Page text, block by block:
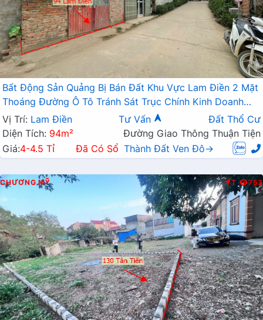
Bất Động Sản Quảng Bị Bán Đất Khu Vực Lam Điền 2 Mặt
Thoáng Đường Ô Tô Tránh Sát Trục Chính Kinh Doanh
Liên Xã
Vị Trí: Lam Điền Tư Vấn
Đất Thổ Cư
Diện Tích: 94m²
Đường Giao Thông Thuận Tiện
Giá:4-4.5 Tỉ Đã Có Sổ Thành Đất Ven Đô→
CHƯƠNG MỸ T 753